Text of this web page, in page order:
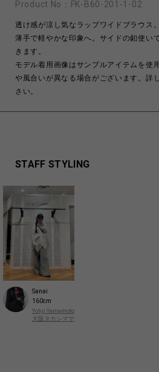
Product No： FK-B60-201-1-02
透け感が涼し気なラップワイドブラウス。
薄手で軽やかな印象へ。サイドの釦使い
きます。
モデル着用画像はサンプルアイテムを使
や風合いが異なる場合がございます。詳
さい。
商品についてよくあるお問い合わせはこち
STAFF STYLING
Sanai
160cm
Yohji Yamamoto
大阪タカシマヤ